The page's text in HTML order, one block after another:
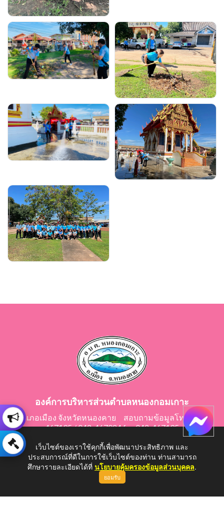
องค์การบริหารส่วนตำบลหนองกอมเกาะ
อำเภอเมือง จังหวัดหนองคาย สอบถามข้อมูลโทร 042-
467195 / 042-467024 fax 042-467195
E-Mail: saraban@nongkomkor.go.th
เว็บไซต์ของเราใช้คุกกี้เพื่อพัฒนาประสิทธิภาพ และ
ประสบการณ์ที่ดีในการใช้เว็บไซต์ของท่าน ท่านสามารถ
ศึกษารายละเอียดได้ที่ นโยบายคุ้มครองข้อมูลส่วนบุคคล.
ยอมรับ